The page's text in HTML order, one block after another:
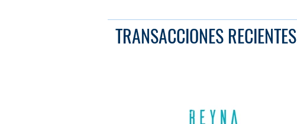
TRANSACCIONES RECIENTES